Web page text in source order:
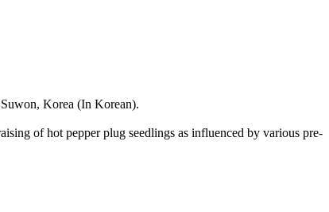
Korea (In Korean).
of hot pepper plug seedlings as influenced by various pre-